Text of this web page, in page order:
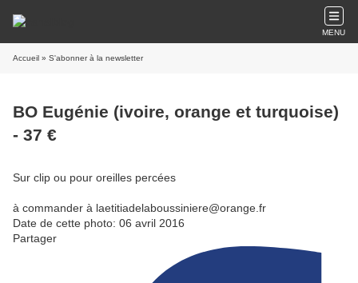
MENU
Accueil » S'abonner à la newsletter
BO Eugénie (ivoire, orange et turquoise)
- 37 €
Sur clip ou pour oreilles percées
à commander à laetitiadelaboussiniere@orange.fr
Date de cette photo: 06 avril 2016
Partager